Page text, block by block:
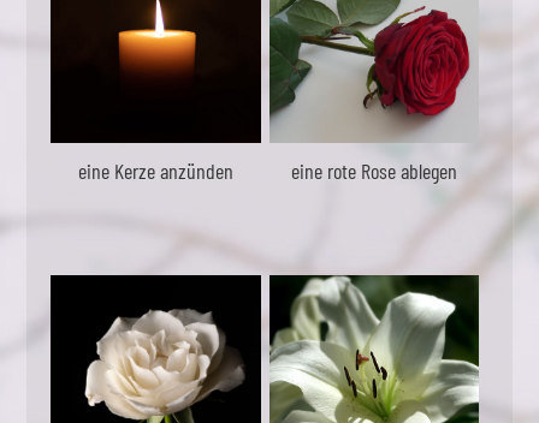
eine Kerze anzünden eine rote Rose ablegen